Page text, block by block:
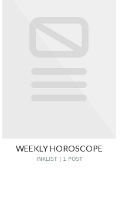
WEEKLY HOROSCOPE
INKLIST | 1 POST